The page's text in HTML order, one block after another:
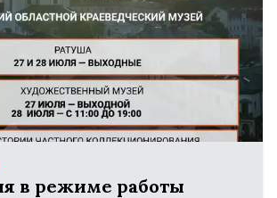
в режиме работы